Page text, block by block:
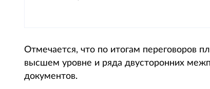
Отмечается, что по итогам переговоров
высшем уровне и ряда двусторонних
документов.